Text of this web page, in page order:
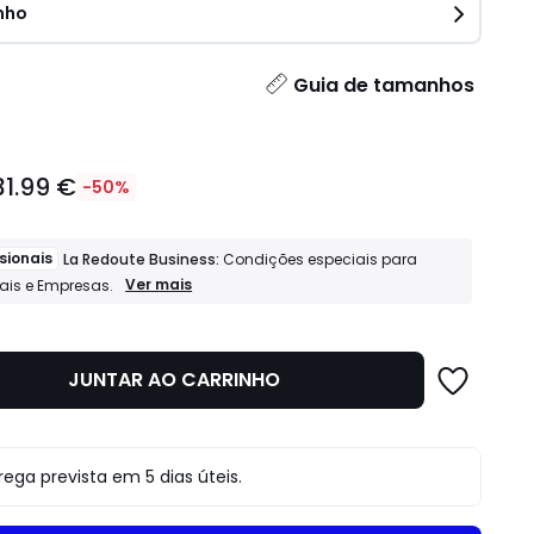
Guia de tamanhos
€ -50%
La Redoute Business:Condições especiais para
e Empresas.
Profissionais
especiais
para
Empresas.
Ver mais
JUNTAR AO CARRINHO
prevista em 5 dias úteis.